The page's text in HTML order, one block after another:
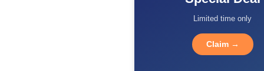
Limited time only
Claim →